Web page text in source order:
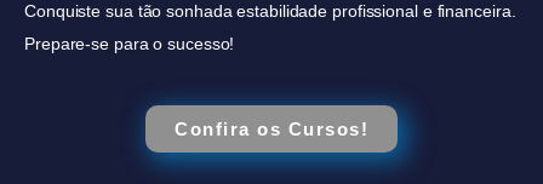
Conquiste sua tão sonhada estabilidade profissional e financeira.
Prepare-se para o sucesso!
Confira os Cursos!